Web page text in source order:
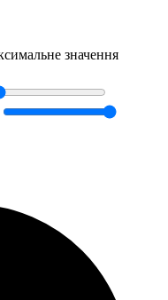
значення